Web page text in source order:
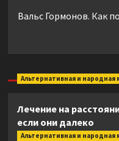
Вальс Гормонов. Как
Альтернативная и народная
Лечение на
если они далеко
Альтернативная и народная